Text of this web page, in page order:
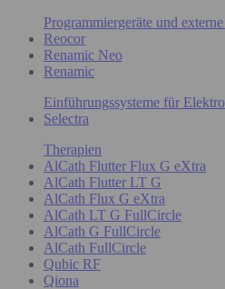
Programmiergeräte und
Reocor
Renamic Neo
Renamic
Einführungssysteme für
Selectra
Therapien
AlCath Flutter Flux G eXtra
AlCath Flutter LT G
AlCath Flux G eXtra
AlCath LT G FullCircle
AlCath G FullCircle
AlCath FullCircle
Qubic RF
Qiona